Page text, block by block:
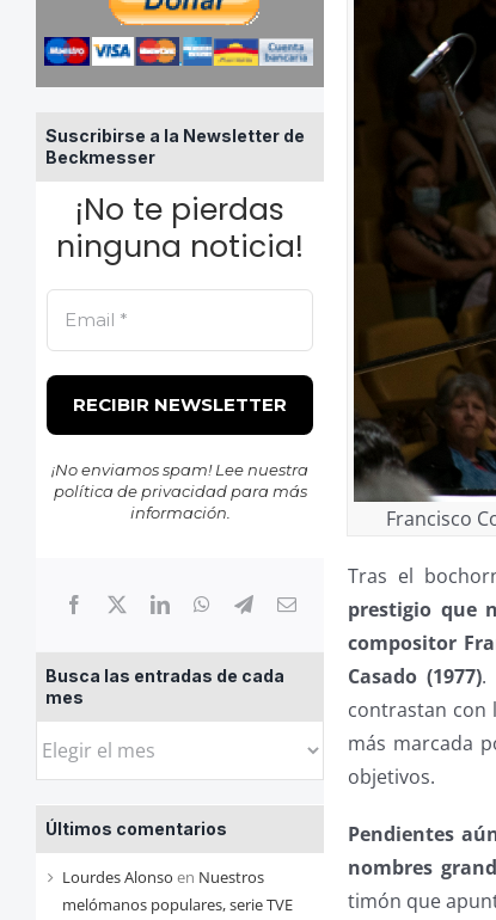
Suscribirse a la Newsletter de
Beckmesser
¡No te pierdas
ninguna noticia!
¡No enviamos spam! Lee nuestra
política de privacidadpara más
información.
Busca las entradas de cada
mes
Busca
entradas
de
cada
mes
Últimos comentarios
Lourdes Alonso en Nuestros
melómanos populares, serie TVE
Francisco
Tras el
prestigio que
compositor
Casado (1977).
contrastan con
más marcada
objetivos.
Pendientes
nombres
timón que